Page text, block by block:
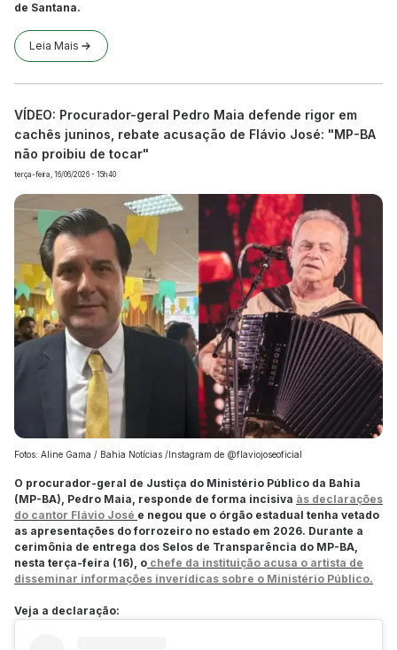
de Santana.
Leia Mais
VÍDEO: Procurador-geral Pedro Maia defende rigor em
cachês juninos, rebate acusação de Flávio José: "MP-BA
não proibiu de tocar"
terça-feira, 16/06/2026 - 15h40
Fotos: Aline Gama / Bahia Notícias /Instagram de @flaviojoseoficial
O procurador-geral de Justiça do Ministério Público da Bahia
(MP-BA), Pedro Maia, responde de forma incisiva às declarações
do cantor Flávio José e negou que o órgão estadual tenha vetado
as apresentações do forrozeiro no estado em 2026. Durante a
cerimônia de entrega dos Selos de Transparência do MP-BA,
nesta terça-feira (16), o chefe da instituição acusa o artista de
disseminar informações inverídicas sobre o Ministério Público.
Veja a declaração: